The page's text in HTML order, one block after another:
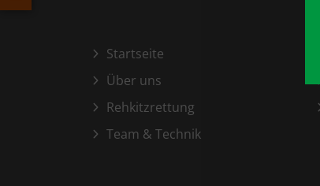
Startseite
Über uns
Rehkitzrettung
Team & Technik